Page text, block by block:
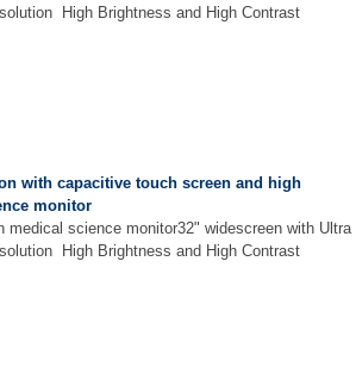
High Brightness and High Contrast
with capacitive touch screen and high
monitor
medical science monitor32" widescreen with Ultra
High Brightness and High Contrast